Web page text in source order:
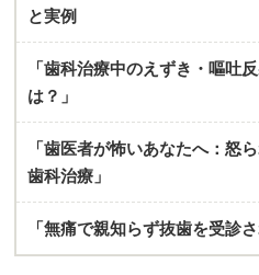
と実例
「歯科治療中のえずき・嘔吐
は？」
「歯医者が怖いあなたへ：怒
歯科治療」
「無痛で親知らず抜歯を受診